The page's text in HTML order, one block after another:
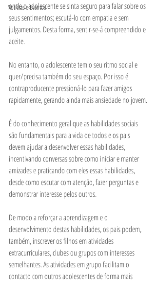
Notícias e Eventos
onde o adolescente se sinta seguro para falar sobre os
seus sentimentos; escutá-lo com empatia e sem
julgamentos. Desta forma, sentir-se-á compreendido e
aceite.
No entanto, o adolescente tem o seu ritmo social e
quer/precisa também do seu espaço. Por isso é
contraproducente pressioná-lo para fazer amigos
rapidamente, gerando ainda mais ansiedade no jovem.
É do conhecimento geral que as habilidades sociais
são fundamentais para a vida de todos e os pais
devem ajudar a desenvolver essas habilidades,
incentivando conversas sobre como iniciar e manter
amizades e praticando com eles essas habilidades,
desde como escutar com atenção, fazer perguntas e
demonstrar interesse pelos outros.
De modo a reforçar a aprendizagem e o
desenvolvimento destas habilidades, os pais podem,
também, inscrever os filhos em atividades
extracurriculares, clubes ou grupos com interesses
semelhantes. As atividades em grupo facilitam o
contacto com outros adolescentes de forma mais